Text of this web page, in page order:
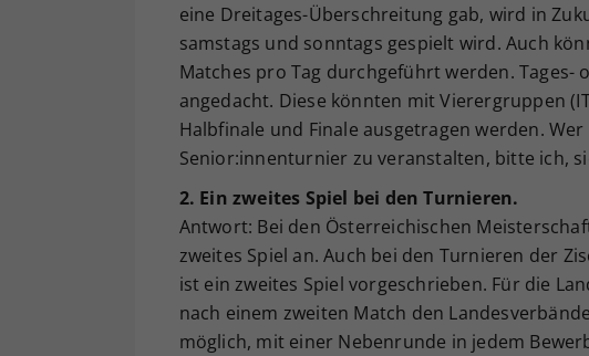
eine Dreitages-Überschreitung gab, wird in
samstags und sonntags gespielt wird. Auch
Matches pro Tag durchgeführt werden. Tages-
angedacht. Diese könnten mit Vierergruppen
Halbfinale und Finale ausgetragen werden.
Senior:innenturnier zu veranstalten, bitte ich,
2. Ein zweites Spiel bei den Turnieren.
Antwort: Bei den Österreichischen
zweites Spiel an. Auch bei den Turnieren der
ist ein zweites Spiel vorgeschrieben. Für die
nach einem zweiten Match den
möglich, mit einer Nebenrunde in jedem